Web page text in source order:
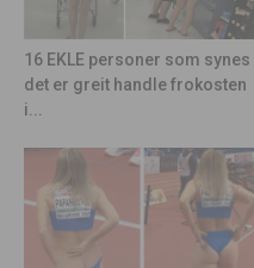
16 EKLE personer som synes
det er greit handle frokosten
i...